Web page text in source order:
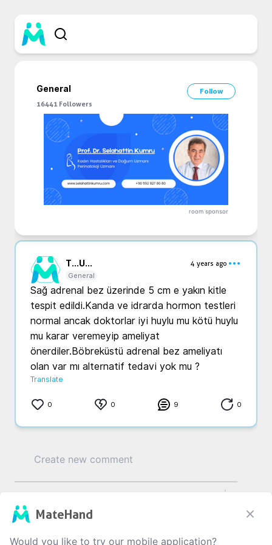
General
Follow
16441 Followers
room sponsor
T...U...
4 years ago
General
Sağ adrenal bez üzerinde 5 cm e yakın kitle
tespit edildi.Kanda ve idrarda hormon testleri
normal ancak doktorlar iyi huylu mu kötü huylu
mu karar veremeyip ameliyat
önerdiler.Böbreküstü adrenal bez ameliyatı
olan var mı alternatif tedavi yok mu ?
Translate
0 0 9 0
MateHand
Would you like to try our mobile application?